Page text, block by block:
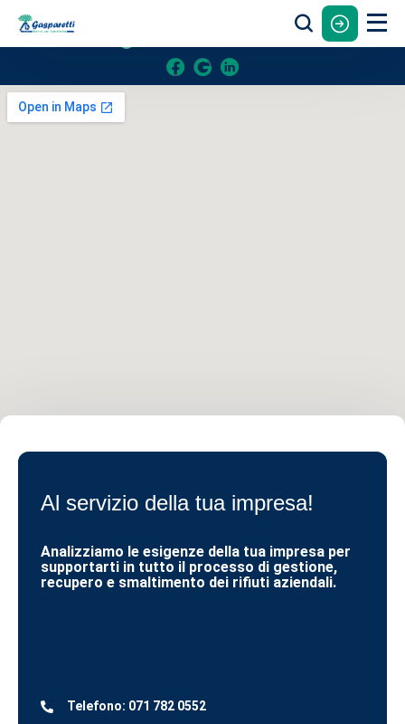
Al servizio della tua impresa!
Analizziamo le esigenze della tua impresa per
supportarti in tutto il processo di gestione,
recupero e smaltimento dei rifiuti aziendali.
Telefono: 071 782 0552